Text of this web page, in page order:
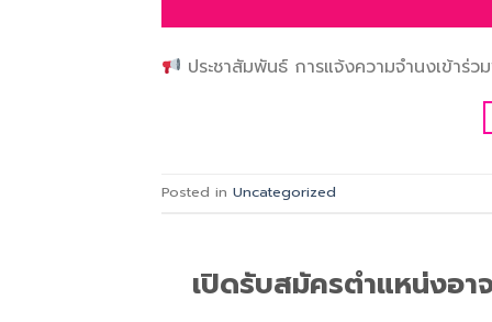
ประชาสัมพันธ์ การแจ้งความจำนงเข้าร่
Posted in Uncategorized
เปิดรับสมัครตำแหน่งอา